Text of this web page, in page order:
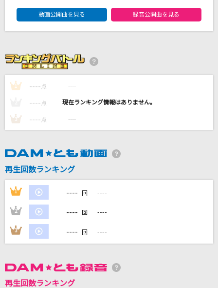
蒼いバラ
安全地帯
サボテンの花
TULIP(チューリップ)
シェリー
愛唄
DAMの新曲・ランキングなど
カラオケをもっと楽しもう！
DAM★ともボーカルエントリーランキング
動画公開曲を見る
録音公開曲を見る
1 ---- 点 ----
---- 点 ----
3 ---- 点 ----
再生回数ランキング
1 ---- 回 ----
2 ---- 回 ----
3 ---- 回 ----
再生回数ランキング